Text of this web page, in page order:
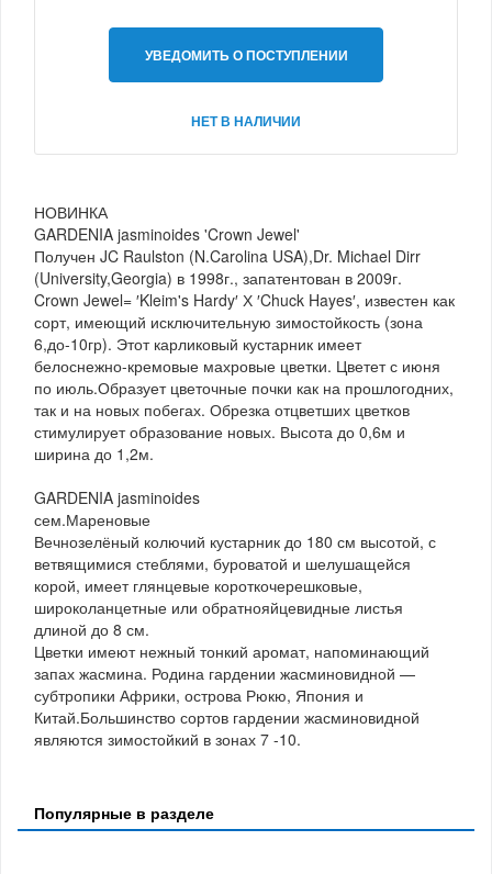
УВЕДОМИТЬ О ПОСТУПЛЕНИИ
НЕТ В НАЛИЧИИ
НОВИНКА
GARDENIA jasminoides 'Crown Jewel'
Получен JC Raulston (N.Carolina USA),Dr. Michael Dirr
(University,Georgia) в 1998г., запатентован в 2009г.
Crown Jewel= ′Kleim's Hardy′ Х ′Chuck Hayes′, известен как
сорт, имеющий исключительную зимостойкость (зона
6,до-10гр). Этот карликовый кустарник имеет
белоснежно-кремовые махровые цветки. Цветет с июня
по июль.Образует цветочные почки как на прошлогодних,
так и на новых побегах. Обрезка отцветших цветков
стимулирует образование новых. Высота до 0,6м и
ширина до 1,2м.
GARDENIA jasminoides
сем.Мареновые
Вечнозелёный колючий кустарник до 180 см высотой, с
ветвящимися стеблями, буроватой и шелушащейся
корой, имеет глянцевые короткочерешковые,
широколанцетные или обратнояйцевидные листья
длиной до 8 см.
Цветки имеют нежный тонкий аромат, напоминающий
запах жасмина. Родина гардении жасминовидной —
субтропики Африки, острова Рюкю, Япония и
Китай.Большинство сортов гардении жасминовидной
являются зимостойкий в зонах 7 -10.
Популярные в разделе